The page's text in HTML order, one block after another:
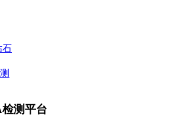
石
测平台